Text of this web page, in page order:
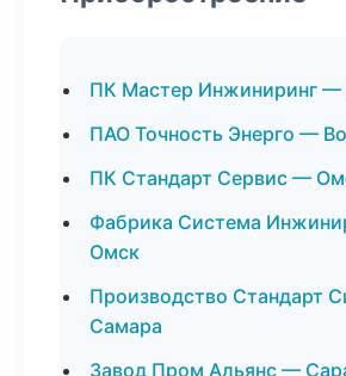
ПК Мастер Инжиниринг —
ПАО Точность Энерго —
ПК Стандарт Сервис —
Фабрика Система
Омск
Производство Стандарт
Самара
Завод Пром Альянс —